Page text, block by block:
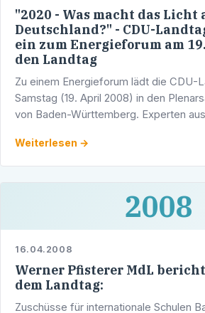
"2020 - Was macht das Licht
Deutschland?" - CDU-
ein zum Energieforum am
den Landtag
Zu einem Energieforum lädt die CDU-
Samstag (19. April 2008) in den
von Baden-Württemberg. Experten
Antworten …
Weiterlesen →
2008
16.04.2008
Werner Pfisterer MdL
dem Landtag:
Zuschüsse für internationale Schulen